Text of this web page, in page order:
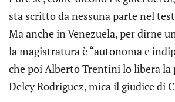
sta scritto da nessuna parte nel
Ma anche in Venezuela, per dirne
la magistratura è “autonoma e
che poi Alberto Trentini lo libera la
Delcy Rodriguez, mica il giudice di